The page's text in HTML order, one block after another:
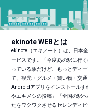
ekinote WEBとは
ekinote（エキノート）は、日本
ービスです。「今度あの駅に行
っている駅だけど、もっとディ
て、観光・グルメ・買い物・交
Androidアプリをインストールす
やエキメシの投稿」「全国の駅
たをワクワクさせるセレンディ